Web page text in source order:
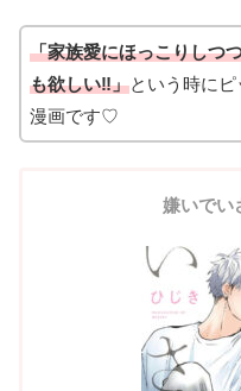
「家族愛にほっこりしつ
も欲しい‼」という時に
漫画です♡
嫌いでい